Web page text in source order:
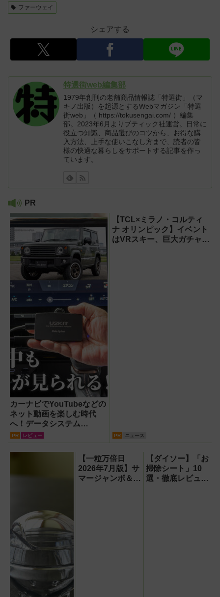
ファーウェイ
シェアする
特選街web編集部
1979年創刊の老舗商品情報誌「特選街」（マ
キノ出版）を起源とするWebマガジン「特選
街web」（ https://tokusengai.com/ ）編集
部。2023年6月よりブティック社運営。日常に
役立つ知識、商品選びのコツから、お得な購
入方法、上手な使いこなし方まで、読者の皆
様の快適な暮らしをサポートする記事を作っ
ています。
PR
カーナビでYouTubeなどの
ネット動画を楽しむ時代
へ！データシステム
『U2KIT』がドライブを変
PR レビュー
【TCL×ミラノ・コルティ
ナ オリンピック】イベント
はVRスキー、巨大ガチャな
PR ニュース
【一粒万倍日
2026年7月版】サ
マージャンボ＆財
【ダイソー】「お
掃除シート」10
選・徹底レビュ